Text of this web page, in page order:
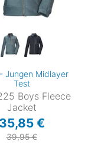
Jungen Midlayer
Test
Boys Fleece
Jacket
35,85 €
39,95 €